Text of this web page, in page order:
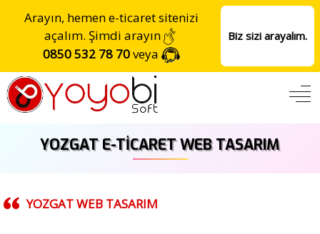
Arayın, hemen e-ticaret sitenizi
açalım. Şimdi arayın
0850 532 78 70veya
Biz sizi arayalım.
YOZGAT E-TICARET WEB TASARIM
YOZGATWEB TASARIM